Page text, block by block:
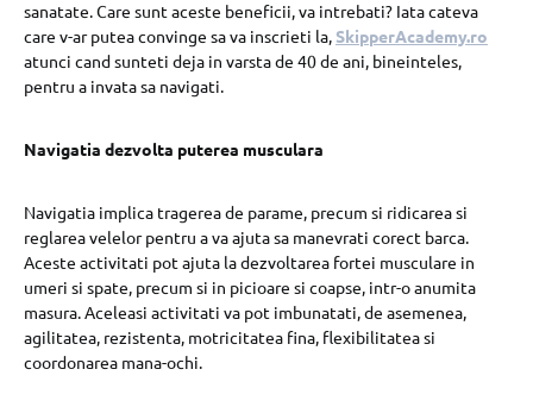
sanatate. Care sunt aceste beneficii, va intrebati? Iata cateva
care v-ar putea convinge sa va inscrieti la, SkipperAcademy.ro
atunci cand sunteti deja in varsta de 40 de ani, bineinteles,
pentru a invata sa navigati.
Navigatia dezvolta puterea musculara
Navigatia implica tragerea de parame, precum si ridicarea si
reglarea velelor pentru a va ajuta sa manevrati corect barca.
Aceste activitati pot ajuta la dezvoltarea fortei musculare in
umeri si spate, precum si in picioare si coapse, intr-o anumita
masura. Aceleasi activitati va pot imbunatati, de asemenea,
agilitatea, rezistenta, motricitatea fina, flexibilitatea si
coordonarea mana-ochi.